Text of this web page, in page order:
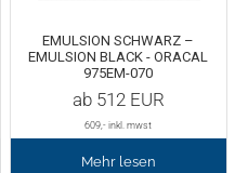
EMULSION SCHWARZ –
EMULSION BLACK - ORACAL
975EM-070
ab 512 EUR
609 ,- inkl. mwst
Mehr lesen